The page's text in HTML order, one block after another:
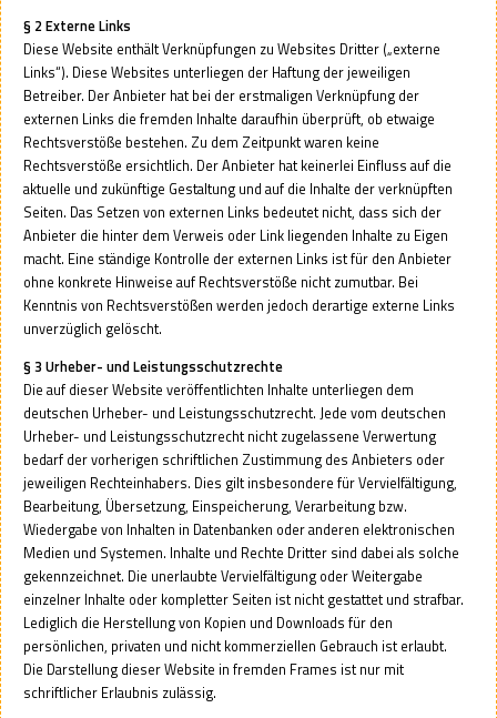
§ 2 Externe Links
Diese Website enthält Verknüpfungen zu Websites Dritter („externe
Links“). Diese Websites unterliegen der Haftung der jeweiligen
Betreiber. Der Anbieter hat bei der erstmaligen Verknüpfung der
externen Links die fremden Inhalte daraufhin überprüft, ob etwaige
Rechtsverstöße bestehen. Zu dem Zeitpunkt waren keine
Rechtsverstöße ersichtlich. Der Anbieter hat keinerlei Einfluss auf die
aktuelle und zukünftige Gestaltung und auf die Inhalte der verknüpften
Seiten. Das Setzen von externen Links bedeutet nicht, dass sich der
Anbieter die hinter dem Verweis oder Link liegenden Inhalte zu Eigen
macht. Eine ständige Kontrolle der externen Links ist für den Anbieter
ohne konkrete Hinweise auf Rechtsverstöße nicht zumutbar. Bei
Kenntnis von Rechtsverstößen werden jedoch derartige externe Links
unverzüglich gelöscht.
§ 3 Urheber- und Leistungsschutzrechte
Die auf dieser Website veröffentlichten Inhalte unterliegen dem
deutschen Urheber- und Leistungsschutzrecht. Jede vom deutschen
Urheber- und Leistungsschutzrecht nicht zugelassene Verwertung
bedarf der vorherigen schriftlichen Zustimmung des Anbieters oder
jeweiligen Rechteinhabers. Dies gilt insbesondere für Vervielfältigung,
Bearbeitung, Übersetzung, Einspeicherung, Verarbeitung bzw.
Wiedergabe von Inhalten in Datenbanken oder anderen elektronischen
Medien und Systemen. Inhalte und Rechte Dritter sind dabei als solche
gekennzeichnet. Die unerlaubte Vervielfältigung oder Weitergabe
einzelner Inhalte oder kompletter Seiten ist nicht gestattet und strafbar.
Lediglich die Herstellung von Kopien und Downloads für den
persönlichen, privaten und nicht kommerziellen Gebrauch ist erlaubt.
Die Darstellung dieser Website in fremden Frames ist nur mit
schriftlicher Erlaubnis zulässig.